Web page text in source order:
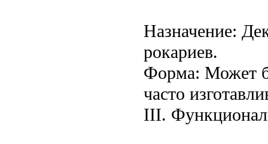
Назначение:
рокариев.
Форма: Может
часто
III.